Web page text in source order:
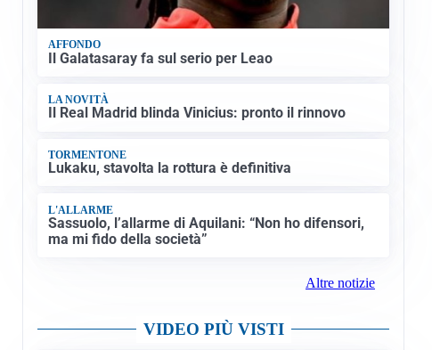
AFFONDO
Il Galatasaray fa sul serio per Leao
LA NOVITÀ
Il Real Madrid blinda Vinicius: pronto il rinnovo
TORMENTONE
Lukaku, stavolta la rottura è definitiva
L'ALLARME
Sassuolo, l’allarme di Aquilani: “Non ho difensori,
ma mi fido della società”
Altre notizie
VIDEO PIÙ VISTI